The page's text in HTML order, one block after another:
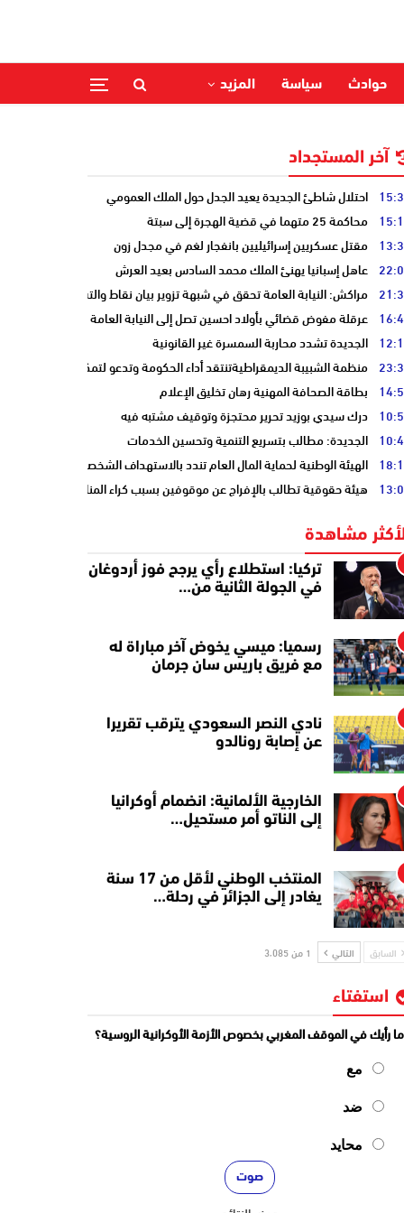
حوادث سياسة المزيد
آخر المستجداد
احتلال شاطئ الجديدة يعيد الجدل حول الملك العمومي
محاكمة 25 متهما في قضية الهجرة إلى سبتة
مقتل عسكريين إسرائيليين بانفجار لغم في مجدل زون
عاهل إسبانيا يهنئ الملك محمد السادس بعيد العرش
مراكش: النيابة العامة تحقق في شبهة تزوير بيان نقاط والتشهير بطالب
عرقلة مفوض قضائي بأولاد احسين تصل إلى النيابة العامة
الجديدة تشدد محاربة السمسرة غير القانونية
منظمة الشبيبة الديمقراطيةتنتقد أداء الحكومة وتدعو لتمكين الشباب
بطاقة الصحافة المهنية رهان تخليق الإعلام
درك سيدي بوزيد تحرير محتجزة وتوقيف مشتبه فيه
الجديدة: مطالب بتسريع التنمية وتحسين الخدمات
الهيئة الوطنية لحماية المال العام تندد بالاستهداف الشخصي
هيئة حقوقية تطالب بالإفراج عن موقوفين بسبب كراء المنازل المفروشة
مشاهدة
تركيا: استطلاع رأي يرجح فوز أردوغان
في الجولة الثانية من…
رسميا: ميسي يخوض آخر مباراة له
مع فريق باريس سان جرمان
نادي النصر السعودي يترقب تقريرا
عن إصابة رونالدو
الخارجية الألمانية: انضمام أوكرانيا
إلى الناتو أمر مستحيل…
المنتخب الوطني لأقل من 17 سنة
يغادر إلى الجزائر في رحلة…
السابق التالي 1 من 3٬085
استفتاء
ما رأيك في الموقف المغربي بخصوص الأزمة الأوكرانية الروسية؟
مع
ضد
محايد